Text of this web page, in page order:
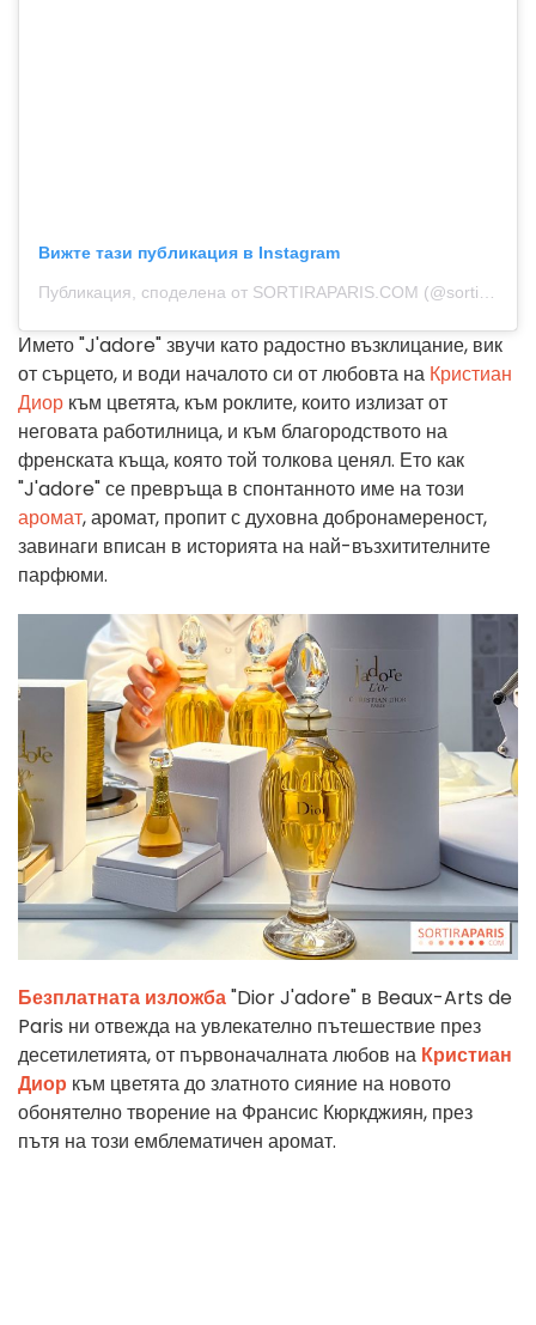
Вижте тази публикация в Instagram
Името "J'adore" звучи като радостно възклицание, вик
от сърцето, и води началото си от любовта на Кристиан
Диор към цветята, към роклите, които излизат от
неговата работилница, и към благородството на
френската къща, която той толкова ценял. Ето как
"J'adore" се превръща в спонтанното име на този
аромат, аромат, пропит с духовна добронамереност,
завинаги вписан в историята на най-възхитителните
парфюми.
Безплатната изложба"Dior J'adore" в Beaux-Arts de
Paris ни отвежда на увлекателно пътешествие през
десетилетията, от първоначалната любов на Кристиан
Диор към цветята до златното сияние на новото
обонятелно творение на Франсис Кюркджиян, през
пътя на този емблематичен аромат.